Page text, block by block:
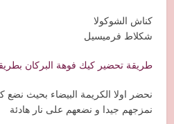
كناش الشوكولا
شكلاط فرميسيل
طريقة تحضير كيك فوهة البركان
نحضر اولا الكريمة البيضاء بحيث
نمزجهم جيدا و نضعهم على نار هادئة